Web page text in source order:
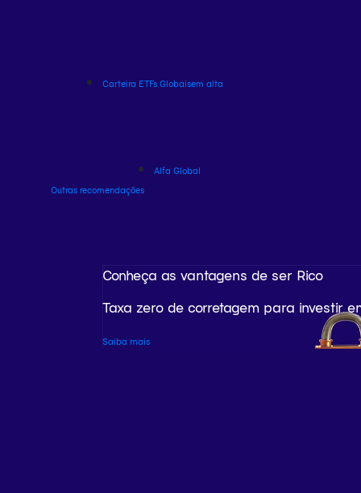
Carteira ETFs Globaisem alta
Alfa Global
Outras recomendações
Conheça as vantagens de ser Rico
Taxa zero de corretagem para investir
Saiba mais